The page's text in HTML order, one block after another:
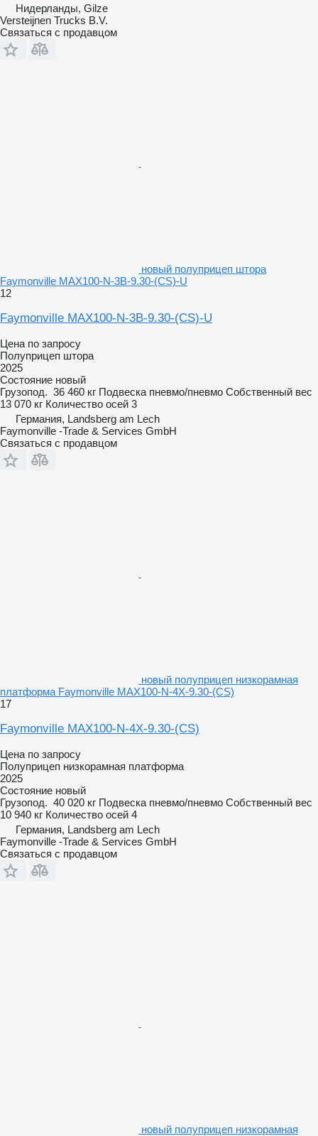
Нидерланды, Gilze
Versteijnen Trucks B.V.
Связаться с продавцом
новый полуприцеп штора
Faymonville MAX100-N-3B-9.30-(CS)-U
12
Faymonville MAX100-N-3B-9.30-(CS)-U
Цена по запросу
Полуприцеп штора
2025
Состояние новый
Грузопод. 36 460 кг Подвеска пневмо/пневмо Собственный вес
13 070 кг Количество осей 3
Германия, Landsberg am Lech
Faymonville -Trade & Services GmbH
Связаться с продавцом
новый полуприцеп низкорамная
платформа Faymonville MAX100-N-4X-9.30-(CS)
17
Faymonville MAX100-N-4X-9.30-(CS)
Цена по запросу
Полуприцеп низкорамная платформа
2025
Состояние новый
Грузопод. 40 020 кг Подвеска пневмо/пневмо Собственный вес
10 940 кг Количество осей 4
Германия, Landsberg am Lech
Faymonville -Trade & Services GmbH
Связаться с продавцом
новый полуприцеп низкорамная